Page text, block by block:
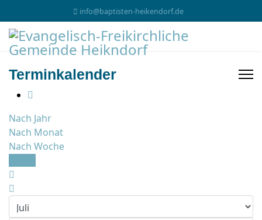
info@baptisten-heikendorf.de
Terminkalender
Nach Jahr
Nach Monat
Nach Woche